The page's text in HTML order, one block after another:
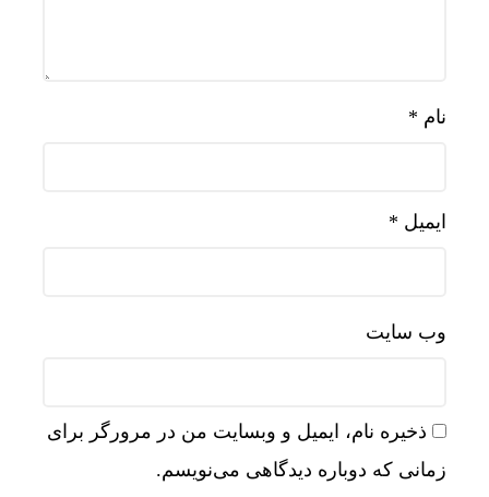
نام *
ایمیل *
وب‌ سایت
ذخیره نام، ایمیل و وبسایت من در مرورگر برای
زمانی که دوباره دیدگاهی می‌نویسم.